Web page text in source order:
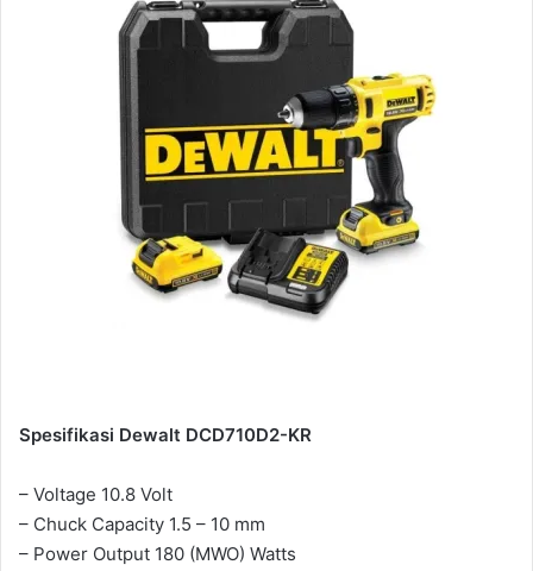
Spesifikasi Dewalt DCD710D2-KR
– Voltage 10.8 Volt
– Chuck Capacity 1.5 – 10 mm
– Power Output 180 (MWO) Watts